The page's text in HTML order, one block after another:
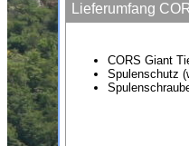
Lieferumfang
CORS Giant
Spulenschutz